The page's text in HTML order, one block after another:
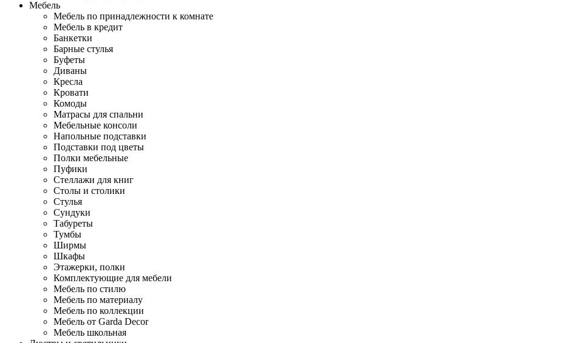
Мебель
Мебель по принадлежности к комнате
Мебель в кредит
Банкетки
Барные стулья
Буфеты
Диваны
Кресла
Кровати
Комоды
Матрасы для спальни
Мебельные консоли
Напольные подставки
Подставки под цветы
Полки мебельные
Пуфики
Стеллажи для книг
Столы и столики
Стулья
Сундуки
Табуреты
Тумбы
Ширмы
Шкафы
Этажерки, полки
Комплектующие для мебели
Мебель по стилю
Мебель по материалу
Мебель по коллекции
Мебель от Garda Decor
Мебель школьная